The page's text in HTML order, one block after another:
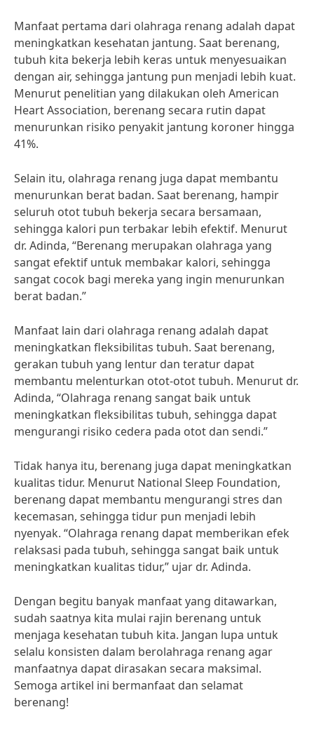
Manfaat pertama dari olahraga renang adalah dapat
meningkatkan kesehatan jantung. Saat berenang,
tubuh kita bekerja lebih keras untuk menyesuaikan
dengan air, sehingga jantung pun menjadi lebih kuat.
Menurut penelitian yang dilakukan oleh American
Heart Association, berenang secara rutin dapat
menurunkan risiko penyakit jantung koroner hingga
41%.
Selain itu, olahraga renang juga dapat membantu
menurunkan berat badan. Saat berenang, hampir
seluruh otot tubuh bekerja secara bersamaan,
sehingga kalori pun terbakar lebih efektif. Menurut
dr. Adinda, “Berenang merupakan olahraga yang
sangat efektif untuk membakar kalori, sehingga
sangat cocok bagi mereka yang ingin menurunkan
berat badan.”
Manfaat lain dari olahraga renang adalah dapat
meningkatkan fleksibilitas tubuh. Saat berenang,
gerakan tubuh yang lentur dan teratur dapat
membantu melenturkan otot-otot tubuh. Menurut dr.
Adinda, “Olahraga renang sangat baik untuk
meningkatkan fleksibilitas tubuh, sehingga dapat
mengurangi risiko cedera pada otot dan sendi.”
Tidak hanya itu, berenang juga dapat meningkatkan
kualitas tidur. Menurut National Sleep Foundation,
berenang dapat membantu mengurangi stres dan
kecemasan, sehingga tidur pun menjadi lebih
nyenyak. “Olahraga renang dapat memberikan efek
relaksasi pada tubuh, sehingga sangat baik untuk
meningkatkan kualitas tidur,” ujar dr. Adinda.
Dengan begitu banyak manfaat yang ditawarkan,
sudah saatnya kita mulai rajin berenang untuk
menjaga kesehatan tubuh kita. Jangan lupa untuk
selalu konsisten dalam berolahraga renang agar
manfaatnya dapat dirasakan secara maksimal.
Semoga artikel ini bermanfaat dan selamat
berenang!